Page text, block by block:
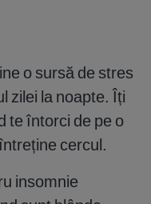
o sursă de stres
zilei la noapte. Îți
te întorci de pe o
cercul.
insomnie